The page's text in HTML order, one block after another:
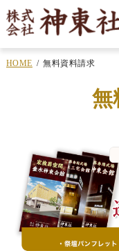
HOME 無料資料請求
無